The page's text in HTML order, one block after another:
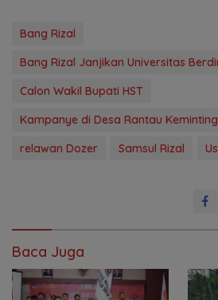
Bang Rizal
Bang Rizal Janjikan Universitas
Calon Wakil Bupati HST
Kampanye di Desa Rantau Keminting
relawan Dozer
Samsul Rizal
Baca Juga